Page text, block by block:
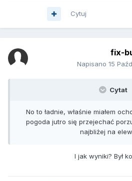
Cytuj
fix-
Napisano 15
Cytat
No to ładnie, właśnie miałem
pogoda jutro się przejechać
najbliżej na
I jak wyniki? Był